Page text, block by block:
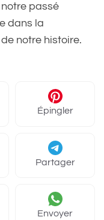
notre passé
dans la
notre histoire.
Épingler
Partager
Envoyer